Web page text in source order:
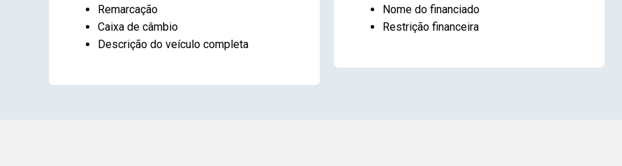
Remarcação
Caixa de câmbio
Descrição do veículo completa
Nome do financiado
Restrição financeira